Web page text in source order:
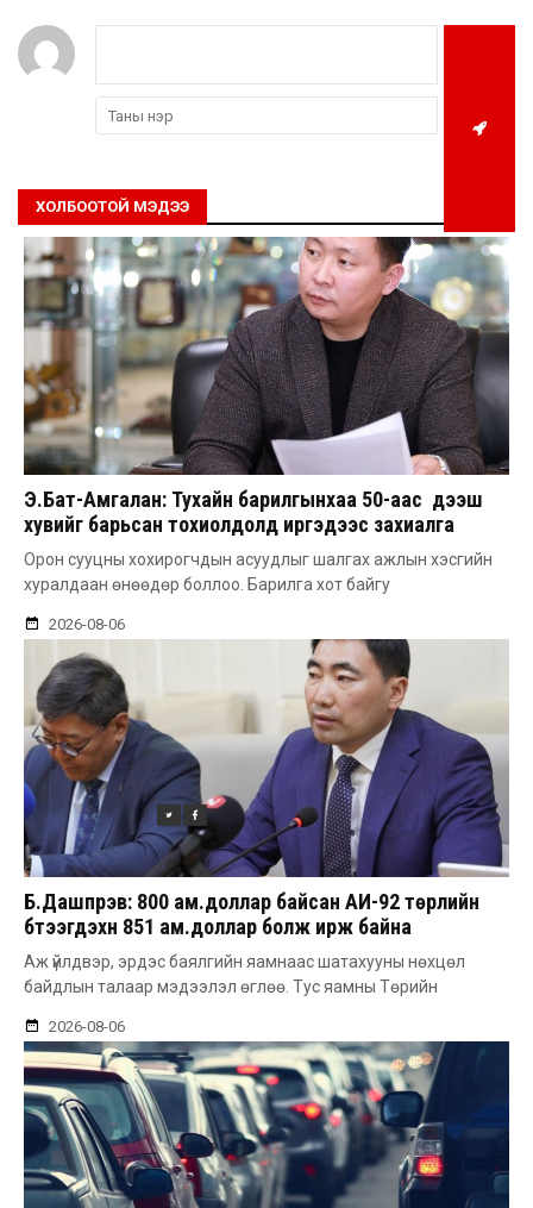
ХОЛБООТОЙ МЭДЭЭ
Э.Бат-Амгалан: Тухайн барилгынхаа 50-аас дээш
хувийг барьсан тохиолдолд иргэдээс захиалга
авдаг болгоно
Орон сууцны хохирогчдын асуудлыг шалгах ажлын хэсгийн
хуралдаан өнөөдөр боллоо. Барилга хот байгу
2026-08-06
Б.Дашпүрэв: 800 ам.доллар байсан АИ-92 төрлийн
бүтээгдэхүүн 851 ам.доллар болж ирж байна
Аж үйлдвэр, эрдэс баялгийн яамнаас шатахууны нөхцөл
байдлын талаар мэдээлэл өглөө. Тус яамны Төрийн
2026-08-06